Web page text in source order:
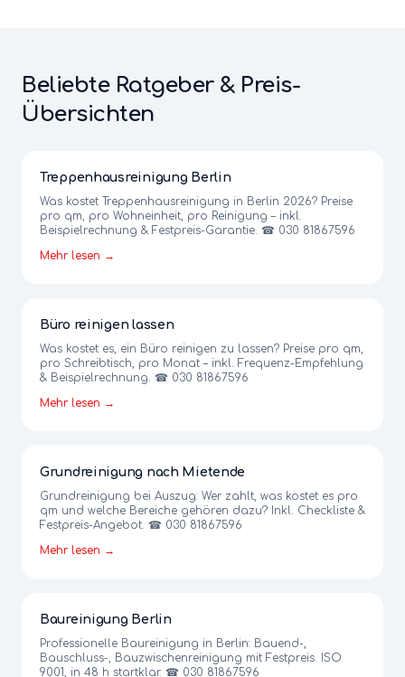
Beliebte Ratgeber & Preis-
Übersichten
Treppenhausreinigung Berlin
Was kostet Treppenhausreinigung in Berlin 2026? Preise
pro qm, pro Wohneinheit, pro Reinigung – inkl.
Beispielrechnung & Festpreis-Garantie. ☎ 030 81867596
Mehr lesen →
Büro reinigen lassen
Was kostet es, ein Büro reinigen zu lassen? Preise pro qm,
pro Schreibtisch, pro Monat – inkl. Frequenz-Empfehlung
& Beispielrechnung. ☎ 030 81867596
Mehr lesen →
Grundreinigung nach Mietende
Grundreinigung bei Auszug: Wer zahlt, was kostet es pro
qm und welche Bereiche gehören dazu? Inkl. Checkliste &
Festpreis-Angebot. ☎ 030 81867596
Mehr lesen →
Baureinigung Berlin
Professionelle Baureinigung in Berlin: Bauend-,
Bauschluss-, Bauzwischenreinigung mit Festpreis. ISO
9001, in 48 h startklar. ☎ 030 81867596